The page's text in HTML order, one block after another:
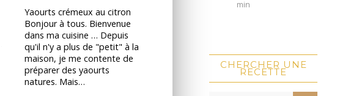
Yaourts crémeux au citron
Bonjour à tous. Bienvenue
dans ma cuisine … Depuis
qu'il n'y a plus de "petit" à la
maison, je me contente de
préparer des yaourts
natures. Mais…
min
CHERCHER UNE
RECETTE